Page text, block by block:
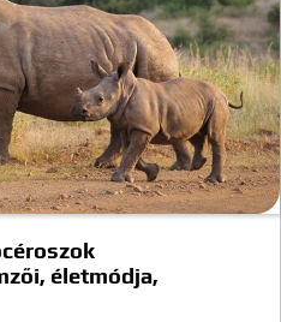
életmódja,